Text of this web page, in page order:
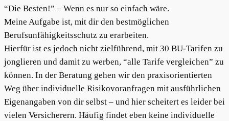
“Die Besten!” – Wenn es nur so einfach wäre.
Meine Aufgabe ist, mit dir den bestmöglichen
Berufsunfähigkeitsschutz zu erarbeiten.
Hierfür ist es jedoch nicht zielführend, mit 30 BU-Tarifen zu
jonglieren und damit zu werben, “alle Tarife vergleichen” zu
können. In der Beratung gehen wir den praxisorientierten
Weg über individuelle Risikovoranfragen mit ausführlichen
Eigenangaben von dir selbst – und hier scheitert es leider bei
vielen Versicherern. Häufig findet eben keine individuelle